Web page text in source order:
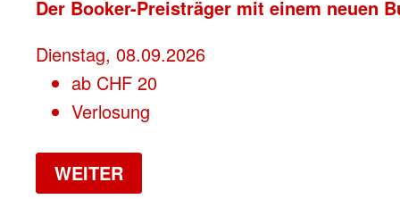
Der Booker-Preisträger mit einem neuen
Dienstag, 08.09.2026
ab CHF 20
Verlosung
WEITER